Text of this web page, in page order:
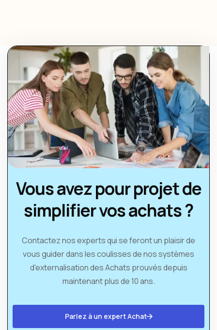
Vous avez pour projet de
simplifier vos achats ?
Contactez nos experts qui se feront un plaisir de
vous guider dans les coulisses de nos systèmes
d'externalisation des Achats prouvés depuis
maintenant plus de 10 ans.
Parlez à un expert Achat